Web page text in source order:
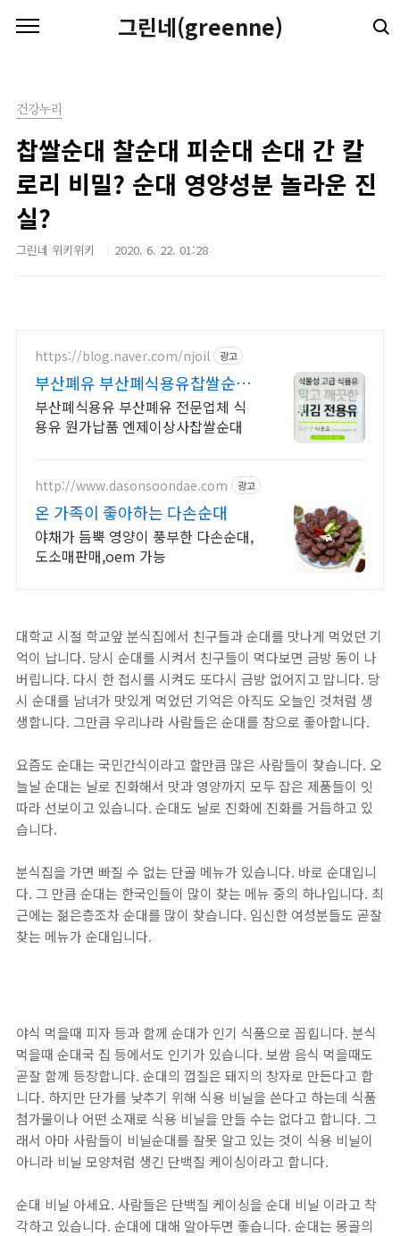
그린네(greenne)
건강누리
찹쌀순대 찰순대 피순대 손대 간 칼
로리 비밀? 순대 영양성분 놀라운 진
실?
그린네 위키위키 2020. 6. 22. 01:28
https://blog.naver.com/njoil 광고
부산폐유 부산폐식용유찹쌀순대
폐유수거하고 사은품받자
부산폐식용유 부산폐유 전문업체 식
용유 원가납품 엔제이상사찹쌀순대
http://www.dasonsoondae.com 광고
온 가족이 좋아하는 다손순대
야채가 듬뿍 영양이 풍부한 다손순대,
도소매판매,oem 가능
대학교 시절 학교앞 분식집에서 친구들과 순대를 맛나게 먹었던 기
억이 납니다. 당시 순대를 시켜서 친구들이 먹다보면 금방 동이 나
버립니다. 다시 한 접시를 시켜도 또다시 금방 없어지고 맙니다. 당
시 순대를 남녀가 맛있게 먹었던 기억은 아직도 오늘인 것처럼 생
생합니다. 그만큼 우리나라 사람들은 순대를 참으로 좋아합니다.
요즘도 순대는 국민간식이라고 할만큼 많은 사람들이 찾습니다. 오
늘날 순대는 날로 진화해서 맛과 영양까지 모두 잡은 제품들이 잇
따라 선보이고 있습니다. 순대도 날로 진화에 진화를 거듭하고 있
습니다.
분식집을 가면 빠질 수 없는 단골 메뉴가 있습니다. 바로 순대입니
다. 그 만큼 순대는 한국인들이 많이 찾는 메뉴 중의 하나입니다. 최
근에는 젊은층조차 순대를 많이 찾습니다. 임신한 여성분들도 곧잘
찾는 메뉴가 순대입니다.
야식 먹을때 피자 등과 함께 순대가 인기 식품으로 꼽힙니다. 분식
먹을때 순대국 집 등에서도 인기가 있습니다. 보쌈 음식 먹을때도
곧잘 함께 등장합니다. 순대의 껍질은 돼지의 창자로 만든다고 합
니다. 하지만 단가를 낮추기 위해 식용 비닐을 쓴다고 하는데 식품
첨가물이나 어떤 소재로 식용 비닐을 만들 수는 없다고 합니다. 그
래서 아마 사람들이 비닐순대를 잘못 알고 있는 것이 식용 비닐이
아니라 비닐 모양처럼 생긴 단백질 케이싱이라고 합니다.
순대 비닐 아세요. 사람들은 단백질 케이싱을 순대 비닐 이라고 착
각하고 있습니다. 순대에 대해 알아두면 좋습니다. 순대는 몽골의